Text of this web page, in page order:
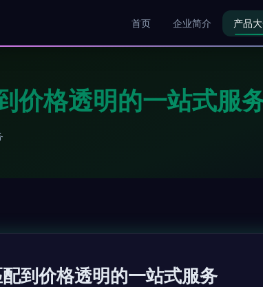
首页 企业简介 产品
价格透明的一站式服
到价格透明的一站式服务